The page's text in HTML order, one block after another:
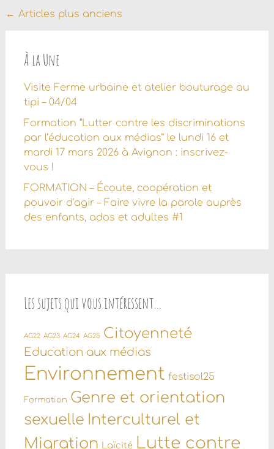
Navigation
articles
← Articles plus anciens
À la Une
Visite Ferme urbaine et atelier bouturage au
tipi – 04/04
Formation “Lutter contre les discriminations
par l’éducation aux médias” le lundi 16 et
mardi 17 mars 2026 à Avignon : inscrivez-
vous !
FORMATION – Écoute, coopération et
pouvoir d’agir – Faire vivre la parole auprès
des enfants, ados et adultes #1
Les sujets qui vous intéressent…
AG22 AG23 AG24 AG25 Citoyenneté
Education aux médias
Environnement festisol25
Formation Genre et orientation
sexuelle Interculturel et
Migration
Laïcité Lutte contre